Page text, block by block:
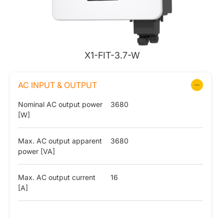
X1-FIT-3.7-W
AC INPUT & OUTPUT
Nominal AC output power
[W]
3680
Max. AC output apparent
power [VA]
3680
Max. AC output current
[A]
16